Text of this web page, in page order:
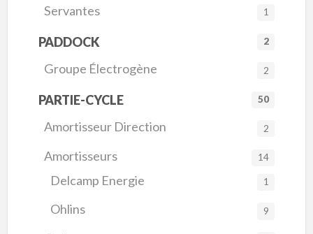
Servantes 1
PADDOCK 2
Groupe Électrogène 2
PARTIE-CYCLE 50
Amortisseur Direction 2
Amortisseurs 14
Delcamp Energie 1
Ohlins 9